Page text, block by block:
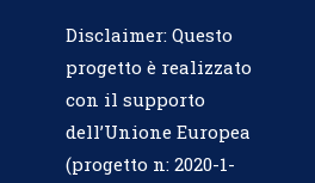
Disclaimer: Questo
progetto è realizzato
con il supporto
dell’Unione Europea
(progetto n: 2020-1-